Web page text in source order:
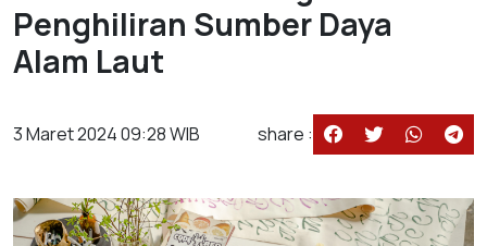
Penghiliran Sumber Daya
Alam Laut
3 Maret 2024 09:28 WIB share :